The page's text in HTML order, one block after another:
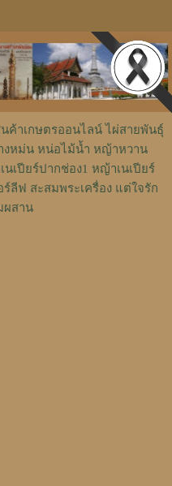
าเกษตรออนไลน์ ไผ่สายพันธุ์
งหม่น หน่อไม้น้ำ หญ้าหวาน
เปียร์ปากช่อง1 หญ้าเนเปียร์
ลีฟ สะสมพระเครื่อง แต่ใจรัก
ผสาน